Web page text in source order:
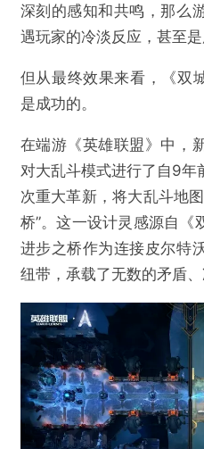
深刻的感知和共鸣，那么
遇玩家的冷淡反应，甚至是
但从最终效果来看，《双
是成功的。
在端游《英雄联盟》中，
对大乱斗模式进行了自9年
次重大革新，将大乱斗地
桥”。这一设计灵感源自《
进步之桥作为连接皮尔特
纽带，承载了无数的矛盾、